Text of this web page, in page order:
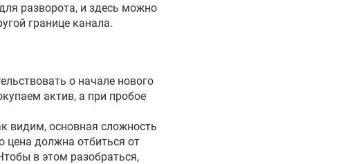
разворота, и здесь можно
границе канала.
о начале нового
актив, а при пробое
видим, основная сложность
цена должна отбиться от
в этом разобраться,